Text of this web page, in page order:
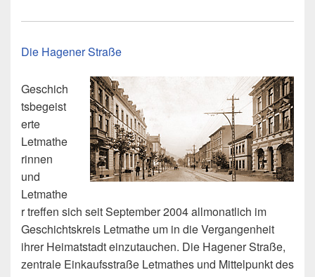
Die Hagener Straße
Geschich
tsbegeist
erte
Letmathe
rinnen
und
Letmathe
r treffen sich seit September 2004 allmonatlich im
Geschichtskreis Letmathe um in die Vergangenheit
ihrer Heimatstadt einzutauchen. Die Hagener Straße,
zentrale Einkaufsstraße Letmathes und Mittelpunkt des